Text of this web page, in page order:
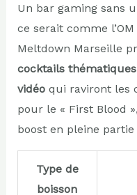
Un bar gaming sans
ce serait comme
Meltdown Marseille
cocktails
vidéoqui raviront les
pour le « First Blood
boost en pleine partie
Type de
boisson